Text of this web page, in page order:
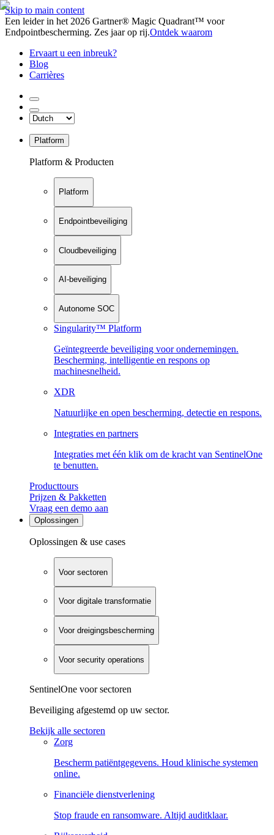
Skip to main content
Een leider in het 2026 Gartner® Magic Quadrant™ voor
Endpointbescherming. Zes jaar op rij.Ontdek waarom
Ervaart u een inbreuk?
Blog
Carrières
Platform
Platform & Producten
Platform
Endpointbeveiliging
Cloudbeveiliging
AI-beveiliging
Autonome SOC
Singularity™ Platform
Geïntegreerde beveiliging voor ondernemingen.
Bescherming, intelligentie en respons op
machinesnelheid.
XDR
Natuurlijke en open bescherming, detectie en respons.
Integraties en partners
Integraties met één klik om de kracht van SentinelOne
te benutten.
Producttours
Prijzen & Pakketten
Vraag een demo aan
Oplossingen
Oplossingen & use cases
Voor sectoren
Voor digitale transformatie
Voor dreigingsbescherming
Voor security operations
SentinelOne voor sectoren
Beveiliging afgestemd op uw sector.
Bekijk alle sectoren
Zorg
Bescherm patiëntgegevens. Houd klinische systemen
online.
Financiële dienstverlening
Stop fraude en ransomware. Altijd auditklaar.